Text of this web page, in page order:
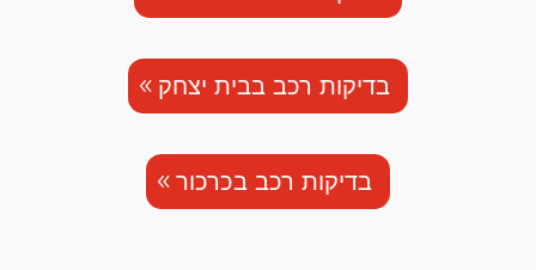
בדיקות רכב בבית יצחק
בדיקות רכב בכרכור